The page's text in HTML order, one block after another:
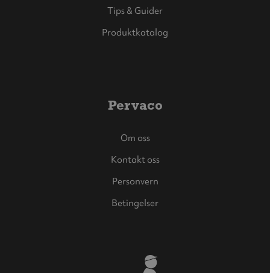
Tips & Guider
Produktkatalog
Pervaco
Om oss
Kontakt oss
Personvern
Betingelser